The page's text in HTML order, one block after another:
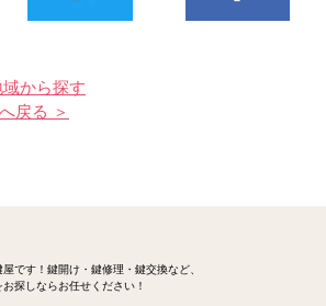
から探す
戻る ＞
屋です！鍵開け・鍵修理・鍵交換など、
お探しならお任せください！